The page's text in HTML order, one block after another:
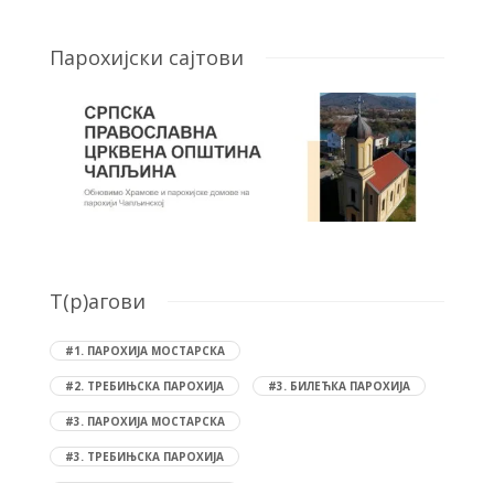
Парохијски сајтови
T(р)агови
#1. ПАРОХИЈА МОСТАРСКА
#2. ТРЕБИЊСКА ПАРОХИЈА #3. БИЛЕЋКА ПАРОХИЈА
#3. ПАРОХИЈА МОСТАРСКА
#3. ТРЕБИЊСКА ПАРОХИЈА